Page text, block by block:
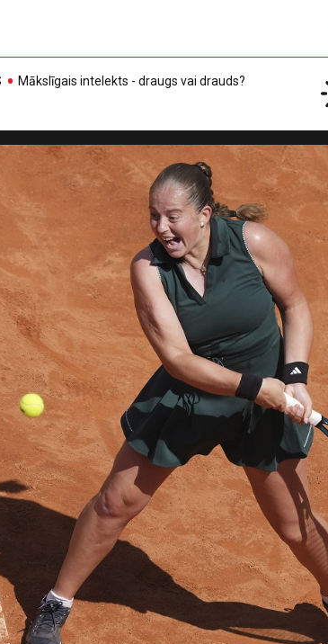
Mākslīgais intelekts - draugs vai drauds?